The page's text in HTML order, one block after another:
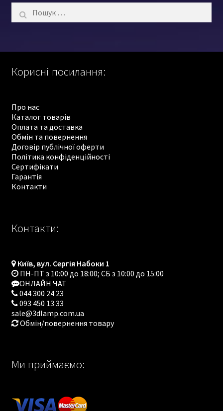
Пошук:
Корисні посилання:
Про нас
Каталог товарів
Оплата та доставка
Обмін та повернення
Договір публічної оферти
Політика конфіденційності
Сертифікати
Гарантія
Контакти
Контакти:
Київ, вул. Сергія Набоки 1
ПН-ПТ з 10:00 до 18:00; СБ з 10:00 до 15:00
ОНЛАЙН ЧАТ
044 300 24 23
093 450 13 33
sale@3dlamp.com.ua
Обмін/повернення товару
Ми приймаємо: